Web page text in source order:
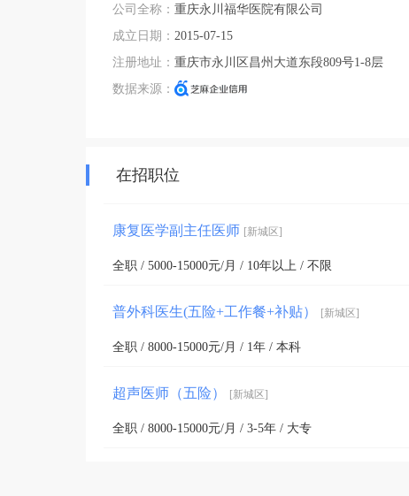
公司全称： 重庆永川福华医院有限公司
成立日期： 2015-07-15
注册地址： 重庆市永川区昌州大道东段809号1-8层
数据来源：
在招职位
康复医学副主任医师 [新城区]
全职 / 5000-15000元/月 / 10年以上 / 不限
普外科医生(五险+工作餐+补贴） [新城区]
全职 / 8000-15000元/月 / 1年 / 本科
超声医师（五险） [新城区]
全职 / 8000-15000元/月 / 3-5年 / 大专